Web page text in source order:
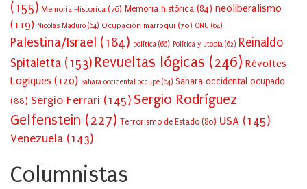
(155) Memoria Historica (76) Memoria histórica (84) neoliberalismo
(119) Nicolás Maduro (64) Ocupación marroquí (70) ONU (64)
Palestina/Israel (184) política (66) Política y utopia (62) Reinaldo
Spitaletta (153) Revueltas lógicas (246) Révoltes
Logiques (120) Sahara occidental occupé (64) Sahara occidental ocupado
(88) Sergio Ferrari (145) Sergio Rodríguez
Gelfenstein (227) Terrorismo de Estado (80) USA (145)
Venezuela (143)
Columnistas